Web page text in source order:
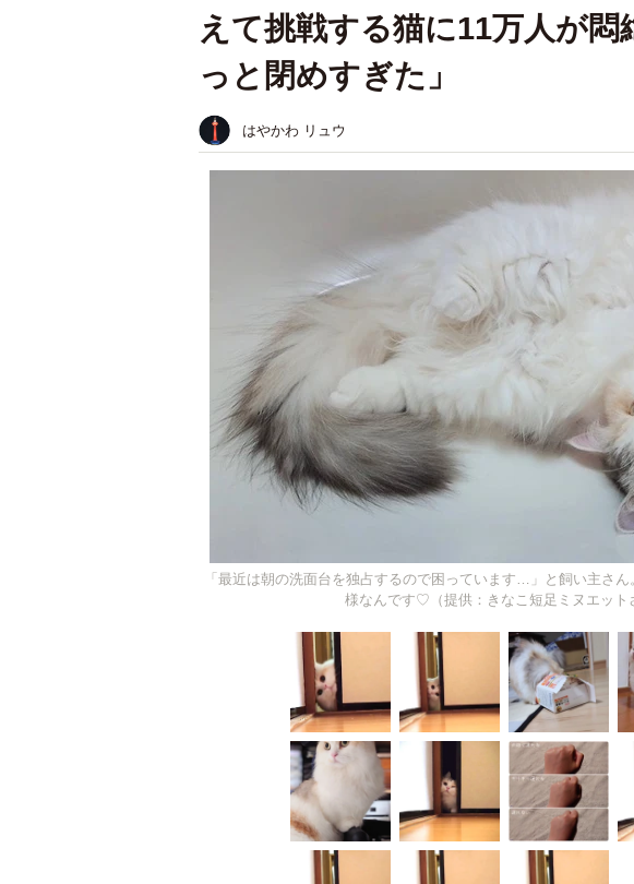
えて挑戦する猫に11万人が
っと閉めすぎた」
はやかわ リュウ
「最近は朝の洗面台を独占するので困っています…」と飼い主さ
様なんです♡（提供：きなこ短足ミヌエット